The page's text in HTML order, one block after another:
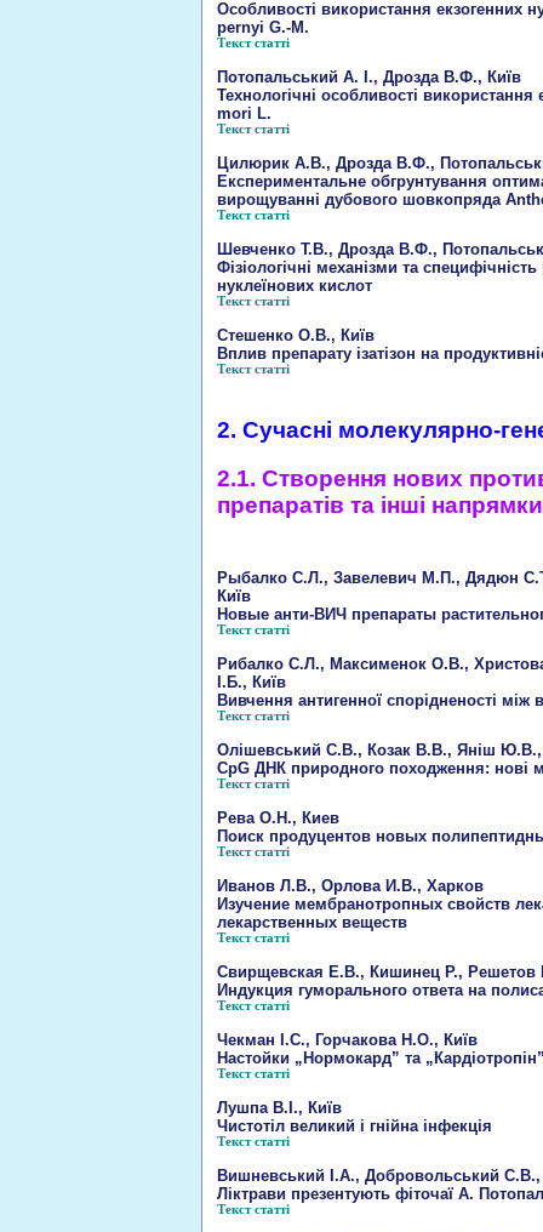
Особливості використання екзогенних
pernyi G.-M.
Текст статті
Потопальський А. І., Дрозда В.Ф., Київ
Технологічні особливості
mori L.
Текст статті
Цилюрик А.В., Дрозда В.Ф.,
Експериментальне обгрунтування
вирощуванні дубового шовкопряда
Текст статті
Шевченко Т.В., Дрозда В.Ф.,
Фізіологічні механізми та
нуклеїнових кислот
Текст статті
Стешенко О.В., Київ
Вплив препарату ізатізон на
Текст статті
2. Сучасні молекулярно-
2.1. Створення нових
препаратів та інші
Рыбалко С.Л., Завелевич М.П., Дядюн
Київ
Новые анти-ВИЧ препараты
Текст статті
Рибалко С.Л., Максименок О.В.,
І.Б., Київ
Вивчення антигенної спорідненості
Текст статті
Олішевський С.В., Козак В.В., Яніш
CpG ДНК природного походження: нові
Текст статті
Рева О.Н., Киев
Поиск продуцентов новых
Текст статті
Иванов Л.В., Орлова И.В., Харков
Изучение мембранотропных свойств
лекарственных веществ
Текст статті
Свирщевская Е.В., Кишинец Р., Решетов
Индукция гуморального ответа на
Текст статті
Чекман І.С., Горчакова Н.О., Київ
Настойки „Нормокард” та
Текст статті
Лушпа В.І., Київ
Чистотіл великий і гнійна інфекція
Текст статті
Вишневський І.А., Добровольський С.В.,
Ліктрави презентують фіточаї А.
Текст статті